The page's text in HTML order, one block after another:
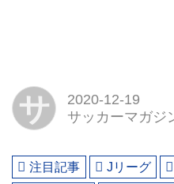
サ
2020-12-19
サッカーマガジ
注目記事 Jリーグ